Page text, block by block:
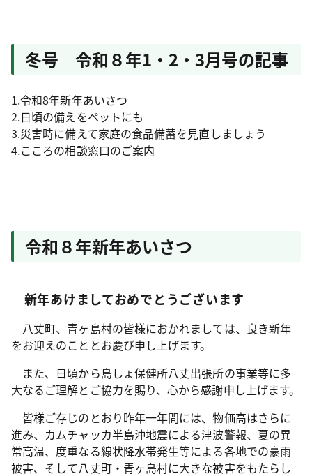
冬号 令和８年1・2・3月号の記事
1.令和8年新年あいさつ
2.日頃の備えをペットにも
3.災害時に備えて家庭の食品備蓄を見直しましょう
4.こころの相談窓口のご案内
令和８年新年あいさつ
新年あけましておめでとうございます
八丈町、青ヶ島村の皆様におかれましては、良き新年
をお迎えのこととお慶び申し上げます。
また、日頃から島しょ保健所八丈出張所の事業等に多
大なるご理解とご協力を賜り、心から感謝申し上げます。
皆様ご存じのとおり昨年一年間には、物価高はさらに
進み、カムチャッカ半島沖地震による津波警報、夏の異
常高温、度重なる線状降水帯発生等による各地での豪雨
被害、そして八丈町・青ヶ島村に大きな被害をもたらし